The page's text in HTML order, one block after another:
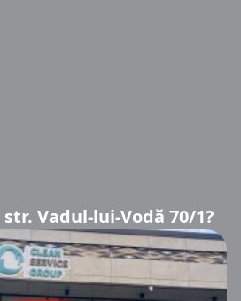
Vadul-lui-Vodă 70/1?